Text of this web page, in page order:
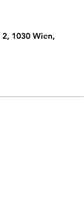
1030 Wien,